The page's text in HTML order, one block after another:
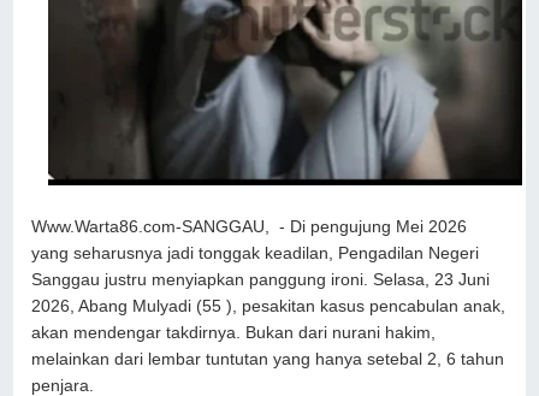
Www.Warta86.com-SANGGAU, - Di pengujung Mei 2026
yang seharusnya jadi tonggak keadilan, Pengadilan Negeri
Sanggau justru menyiapkan panggung ironi. Selasa, 23 Juni
2026, Abang Mulyadi (55 ), pesakitan kasus pencabulan anak,
akan mendengar takdirnya. Bukan dari nurani hakim,
melainkan dari lembar tuntutan yang hanya setebal 2, 6 tahun
penjara.